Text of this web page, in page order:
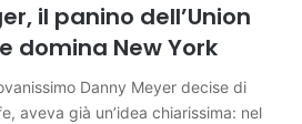
il panino dell’Union
domina New York
Danny Meyer decise di
aveva già un’idea chiarissima: nel